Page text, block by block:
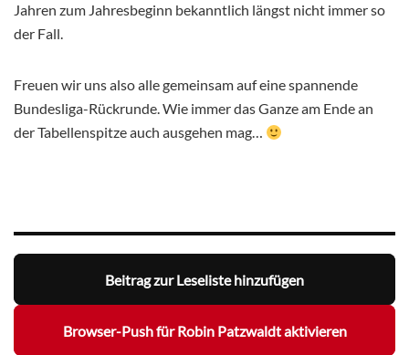
Jahren zum Jahresbeginn bekanntlich längst nicht immer so
der Fall.
Freuen wir uns also alle gemeinsam auf eine spannende
Bundesliga-Rückrunde. Wie immer das Ganze am Ende an
der Tabellenspitze auch ausgehen mag…
Beitrag zur Leseliste hinzufügen
Browser-Push für Robin Patzwaldt aktivieren